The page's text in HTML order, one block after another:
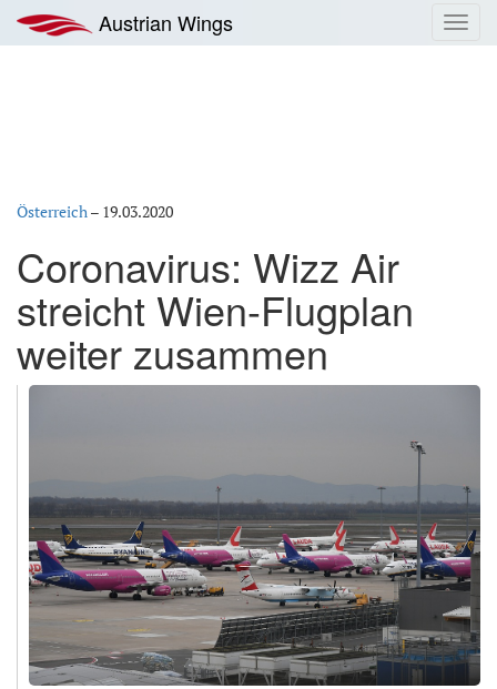
Inhalt
springen
Austrian Wings
Österreich– 19.03.2020
Coronavirus: Wizz Air
streicht Wien-Flugplan
weiter zusammen